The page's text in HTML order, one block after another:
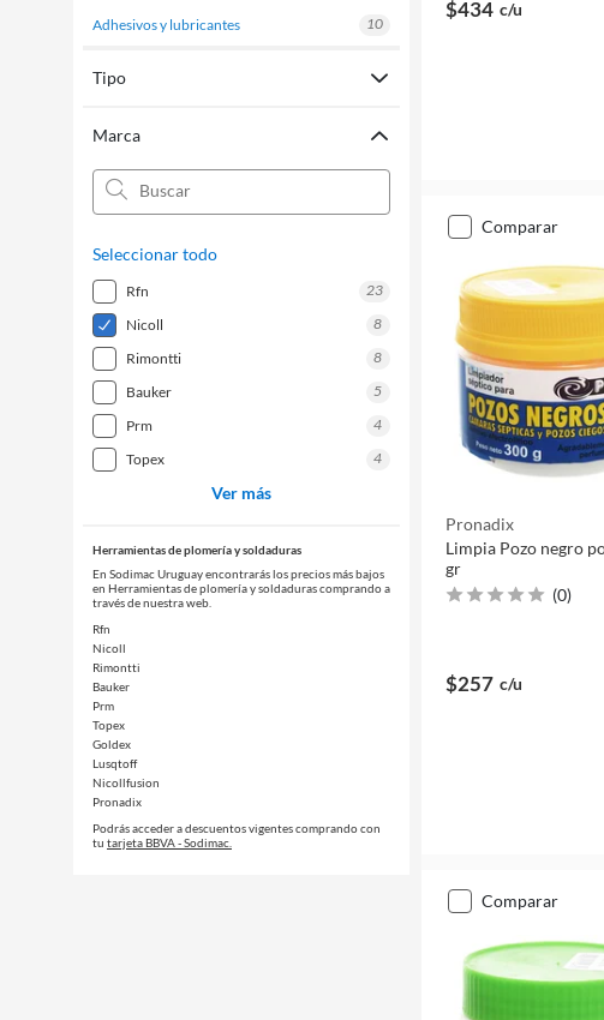
adhesivos y lubricantes 10
Tipo
Marca
Seleccionar todo
rfn
23
nicoll
8
rimontti
8
bauker
5
prm
4
topex
4
Ver más
Herramientas de plomería y soldaduras
En Sodimac Uruguay encontrarás los precios más bajos
en Herramientas de plomería y soldaduras comprando a
través de nuestra web.
Rfn
Nicoll
Rimontti
Bauker
Prm
Topex
Goldex
Lusqtoff
Nicollfusion
Pronadix
Podrás acceder a descuentos vigentes comprando con
tu tarjeta BBVA - Sodimac.
$434 c/u
comparar
Pronadix
Limpia Pozo negro
gr
(0)
$257 c/u
comparar